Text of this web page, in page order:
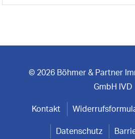
© 2026 Böhmer & Partner
GmbH IVD
Kontakt
Datenschutz